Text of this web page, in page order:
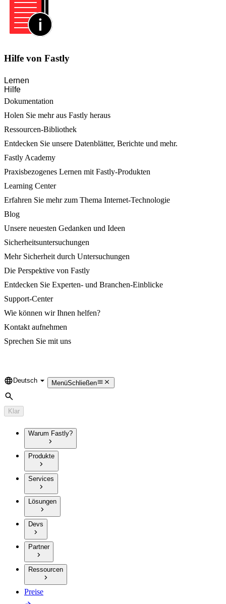
Hilfe von Fastly
Lernen
Hilfe
Dokumentation
Holen Sie mehr aus Fastly heraus
Ressourcen-Bibliothek
Entdecken Sie unsere Datenblätter, Berichte und mehr.
Fastly Academy
Praxisbezogenes Lernen mit Fastly-Produkten
Learning Center
Erfahren Sie mehr zum Thema Internet-Technologie
Blog
Unsere neuesten Gedanken und Ideen
Sicherheitsuntersuchungen
Mehr Sicherheit durch Untersuchungen
Die Perspektive von Fastly
Entdecken Sie Experten- und Branchen-Einblicke
Support-Center
Wie können wir Ihnen helfen?
Kontakt aufnehmen
Sprechen Sie mit uns
Language
Deutsch MenüSchließen
Suche
Klar
Warum Fastly?
Produkte
Services
Lösungen
Devs
Partner
Ressourcen
Preise